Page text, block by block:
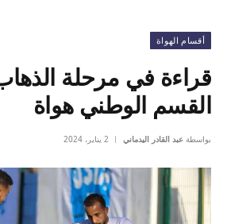
أقسام الهواة
قراءة في مرحلة
القسم الوطني هواة
بواسطة عبد القادر اليدماني 2 يناير، 2024